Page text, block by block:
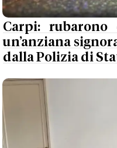
Carpi: rubarono
un’anziana
dalla Polizia di